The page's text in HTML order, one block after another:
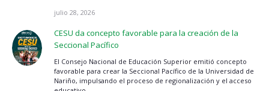
julio 28, 2026
CESU da concepto favorable para la creación de la
Seccional Pacífico
El Consejo Nacional de Educación Superior emitió concepto
favorable para crear la Seccional Pacífico de la Universidad de
Nariño, impulsando el proceso de regionalización y el acceso